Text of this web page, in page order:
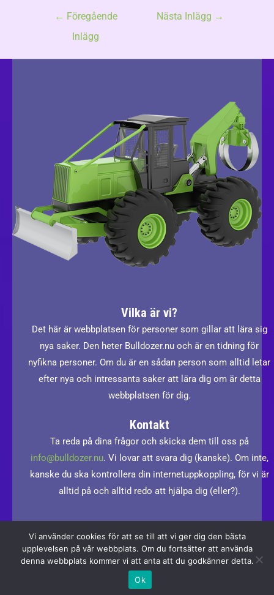
← Föregående
Inlägg
Nästa Inlägg →
Vilka är vi?
Det här är webbplatsen för personer som gillar att lära sig
nya saker. Den heter Bulldozer.nu och är en tidning för
nyfikna personer. Om du är en sådan person som alltid letar
efter nya och intressanta saker att lära dig om är detta
webbplatsen för dig.
Kontakt
Ta reda på dina frågor och skicka dem till oss på
info@bulldozer.nu. Vi lovar att svara dig (kanske). Om inte,
kanske du ska kontrollera din internetuppkoppling, för vi är
alltid på och alltid redo att hjälpa dig (eller?).
Copyright © 2026 Bulldozer.nu
Vi använder cookies för att se till att vi ger dig den bästa
upplevelsen på vår webbplats. Om du fortsätter att använda
denna webbplats kommer vi att anta att du godkänner detta.
Ok